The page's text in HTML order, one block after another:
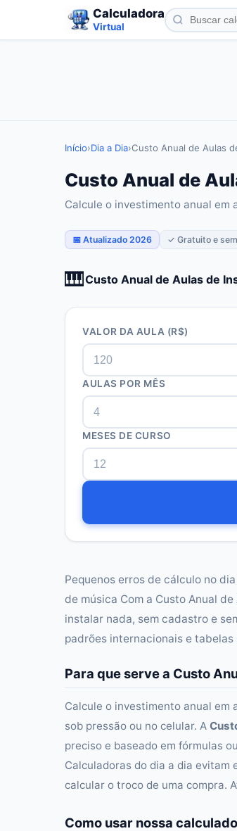
Calculadora
Virtual
Início›Dia a Dia›Custo Anual de Aulas
Custo Anual de
Calcule o investimento anual em
📅 Atualizado 2026 ✓ Gratuito e
🎹Custo Anual de Aulas de
VALOR DA AULA (R$)
AULAS POR MÊS
MESES DE CURSO
Pequenos erros de cálculo no
de música Com a Custo Anual
instalar nada, sem cadastro e
padrões internacionais e
Para que serve a Custo
Calcule o investimento anual
sob pressão ou no celular. A
preciso e baseado em fórmulas
Calculadoras do dia a dia
calcular o troco de uma compra.
Como usar nossa